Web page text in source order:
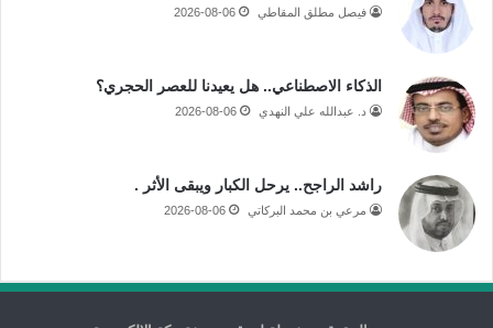
فيصل مطلق المقاطي 2026-08-06
الذكاء الاصطناعي.. هل يعيدنا للعصر الحجري؟
د. عبدالله علي النهدي 2026-08-06
راشد الراجح.. يرحل الكبار ويبقى الأثر .
مرعي بن محمد البركاتي 2026-08-06